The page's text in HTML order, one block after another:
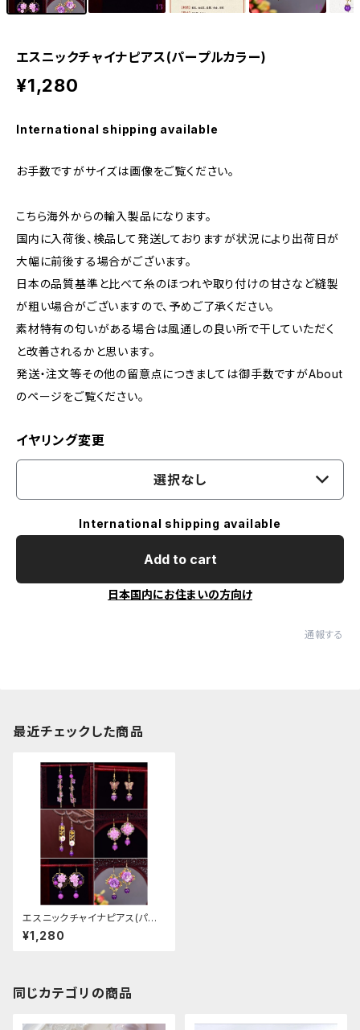
エスニックチャイナピアス(パープルカラー)
¥1,280
International shipping available
お手数ですがサイズは画像をご覧ください。
こちら海外からの輸入製品になります。
国内に入荷後、検品して発送しておりますが状況により出荷日が
大幅に前後する場合がございます。
日本の品質基準と比べて糸のほつれや取り付けの甘さなど縫製
が粗い場合がございますので、予めご了承ください。
素材特有の匂いがある場合は風通しの良い所で干していただく
と改善されるかと思います。
発送・注文等その他の留意点につきましては御手数ですがAbout
のページをご覧ください。
イヤリング変更
選択なし
International shipping available
Add to cart
日本国内にお住まいの方向け
通報する
最近チェックした商品
エスニックチャイナピアス(パー
プルカラー)
¥1,280
同じカテゴリの商品